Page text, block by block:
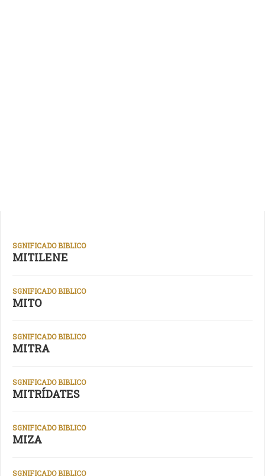
SGNIFICADO BIBLICO
MITILENE
SGNIFICADO BIBLICO
MITO
SGNIFICADO BIBLICO
MITRA
SGNIFICADO BIBLICO
MITRÍDATES
SGNIFICADO BIBLICO
MIZA
SGNIFICADO BIBLICO